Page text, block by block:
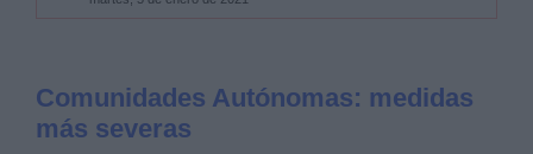
Comunidades Autónomas: medidas
más severas